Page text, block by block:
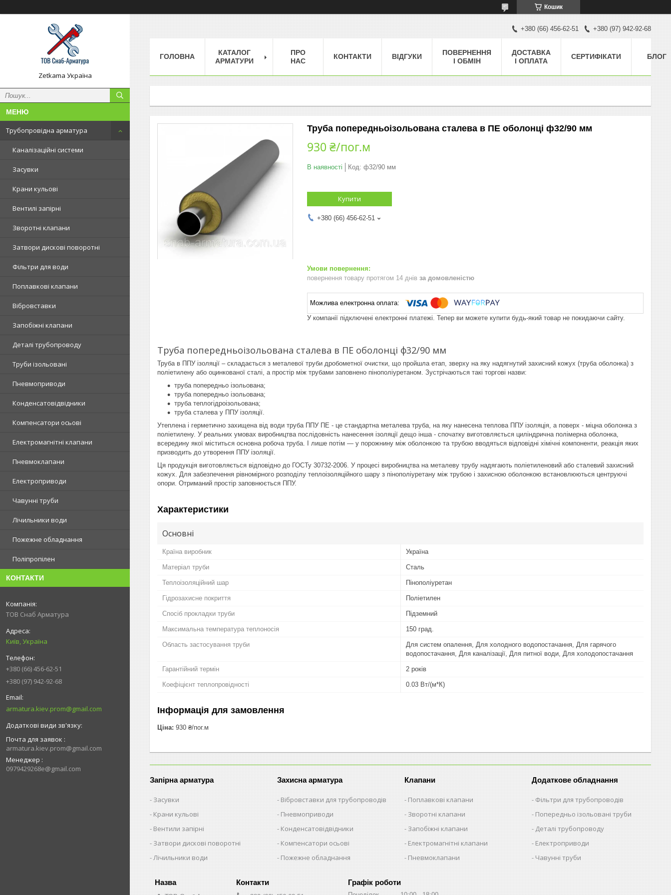
Кошик
Zetkama Україна
Трубопровідна арматура
Каналізаційні системи
Засувки
Крани кульові
Вентилі запірні
Зворотні клапани
Затвори дискові поворотні
Фільтри для води
Поплавкові клапани
Вібровставки
Запобіжні клапани
Деталі трубопроводу
Труби ізольовані
Пневмоприводи
Конденсатовідвідники
Компенсатори осьові
Електромагнітні клапани
Пневмоклапани
Електроприводи
Чавунні труби
Лічильники води
Пожежне обладнання
Поліпропілен
КОНТАКТИ
ТОВ Снаб Арматура
Київ, Україна
+380 (66) 456-62-51
+380 (97) 942-92-68
armatura.kiev.prom@gmail.com
Почта для заявок
armatura.kiev.prom@gmail.com
Менеджер
0979429268e@gmail.com
+380 (66) 456-62-51 +380 (97) 942-92-68
ГОЛОВНА
КАТАЛОГ
АРМАТУРИ
ПРО
НАС
КОНТАКТИ ВІДГУКИ
ПОВЕРНЕННЯ
І ОБМІН
ДОСТАВКА
І ОПЛАТА
СЕРТИФІКАТИ БЛОГ
Труба попередньоізольована сталева в ПЕ оболонці ф32/90 мм
930 ₴/пог.м
В наявності Код: ф32/90 мм
Купити
+380 (66) 456-62-51
повернення товару протягом 14 днів за домовленістю
У компанії підключені електронні платежі. Тепер ви можете купити будь-який товар не покидаючи сайту.
Труба попередньоізольована сталева в ПЕ оболонці ф32/90 мм
Труба в ППУ ізоляції – складається з металевої труби дробометної очистки, що пройшла етап, зверху на яку надягнутий захисний кожух (труба оболонка) з
поліетилену або оцинкованої сталі, а простір між трубами заповнено пінополіуретаном. Зустрічаються такі торгові назви:
труба попередньо ізольована;
труба попередньо ізольована;
труба теплогідроізольована;
труба сталева у ППУ ізоляції.
Утеплена і герметично захищена від води труба ППУ ПЕ - це стандартна металева труба, на яку нанесена теплова ППУ ізоляція, а поверх - міцна оболонка з
поліетилену. У реальних умовах виробництва послідовність нанесення ізоляції дещо інша - спочатку виготовляється циліндрична полімерна оболонка,
всередину якої міститься основна робоча труба. І лише потім — у порожнину між оболонкою та трубою вводяться відповідні хімічні компоненти, реакція яких
призводить до утворення ППУ ізоляції.
Ця продукція виготовляється відповідно до ГОСТу 30732-2006. У процесі виробництва на металеву трубу надягають поліетиленовий або сталевий захисний
кожух. Для забезпечення рівномірного розподілу теплоізоляційного шару з пінополіуретану між трубою і захисною оболонкою встановлюються центруючі
опори. Отриманий простір заповнюється ППУ.
Характеристики
Основні
Країна виробник Україна
Матеріал труби Сталь
Теплоізоляційний шар Пінополіуретан
Гідрозахисне покриття Поліетилен
Спосіб прокладки труби Підземний
Максимальна температура теплоносія 150 град.
Область застосування труби
Для систем опалення, Для холодного водопостачання, Для гарячого
водопостачання, Для каналізації, Для питної води, Для холодопостачання
Гарантійний термін 2 років
Коефіцієнт теплопровідності 0.03 Вт/(м*К)
Інформація для замовлення
Ціна: 930 ₴/пог.м
Запірна арматура
Засувки
Крани кульові
Вентили запірні
Затвори дискові поворотні
Лічильники води
Захисна арматура
Вібровставки для трубопроводів
Пневмоприводи
Конденсатовідвідники
Компенсатори осьові
Пожежне обладнання
Клапани
Поплавкові клапани
Зворотні клапани
Запобіжні клапани
Електромагнітні клапани
Пневмоклапани
Додаткове обладнання
Фільтри для трубопроводів
Попередньо ізольовані труби
Деталі трубопроводу
Електроприводи
Чавунні труби
Графік роботи